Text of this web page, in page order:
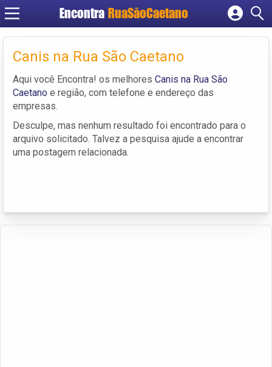
Encontra RuaSãoCaetano
Cadastrar empresa
Criar conta
Canis na Rua São Caetano
Aqui você Encontra! os melhores Canis na Rua São
Caetano e região, com telefone e endereço das
empresas.
Desculpe, mas nenhum resultado foi encontrado para o
arquivo solicitado. Talvez a pesquisa ajude a encontrar
uma postagem relacionada.